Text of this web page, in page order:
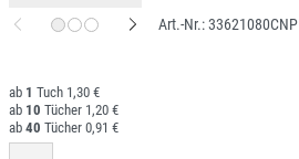
33621080CNP
1
1,30 €
10
1,20 €
40
0,91 €